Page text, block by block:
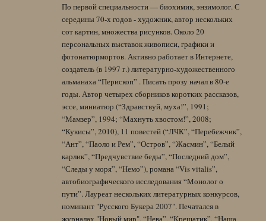
По первой специальности — биохимик, энзимолог. С
середины 70-х годов - художник, автор нескольких
сот картин, множества рисунков. Около 20
персональных выставок живописи, графики и
фотонатюрмортов. Активно работает в Интернете,
создатель (в 1997 г.) литературно-художественного
альманаха “Перископ” . Писать прозу начал в 80-е
годы. Автор четырех сборников коротких рассказов,
эссе, миниатюр (“Здравствуй, муха!”, 1991;
“Мамзер”, 1994; “Махнуть хвостом!”, 2008;
“Кукисы”, 2010), 11 повестей (“ЛЧК”, “Перебежчик”,
“Ант”, “Паоло и Рем”, “Остров”, “Жасмин”, “Белый
карлик”, “Предчувствие беды”, “Последний дом”,
“Следы у моря”, “Немо”), романа “Vis vitalis”,
автобиографического исследования “Монолог о
пути”. Лауреат нескольких литературных конкурсов,
номинант "Русского Букера 2007". Печатался в
журналах "Новый мир", “Нева”, “Крещатик”, “Наша